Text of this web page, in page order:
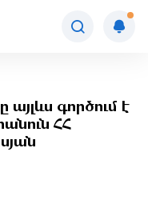
գործում է
ՀՀ